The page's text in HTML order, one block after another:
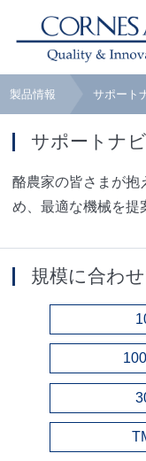
製品情報 サポート
サポートナビ
酪農家の皆さまが抱
め、最適な機械を提
規模に合わ